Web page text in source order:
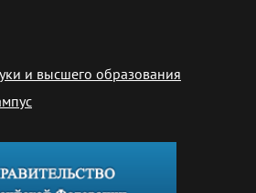
и высшего образования